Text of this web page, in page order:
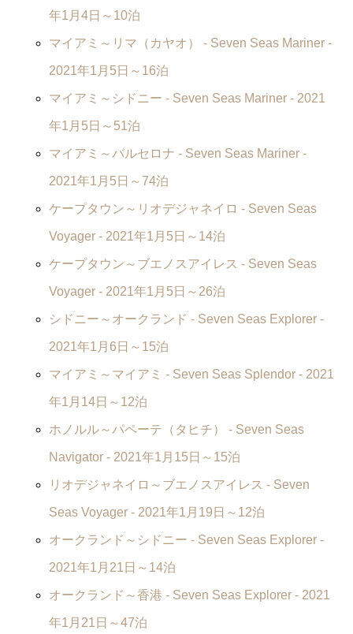
年1月4日～10泊
マイアミ～リマ（カヤオ） - Seven Seas Mariner-
2021年1月5日～16泊
マイアミ～シドニー - Seven Seas Mariner- 2021
年1月5日～51泊
マイアミ～バルセロナ - Seven Seas Mariner-
2021年1月5日～74泊
ケープタウン～リオデジャネイロ - Seven Seas
Voyager- 2021年1月5日～14泊
ケープタウン～ブエノスアイレス - Seven Seas
Voyager- 2021年1月5日～26泊
シドニー～オークランド - Seven Seas Explorer-
2021年1月6日～15泊
マイアミ～マイアミ - Seven Seas Splendor- 2021
年1月14日～12泊
ホノルル～パペーテ（タヒチ） - Seven Seas
Navigator- 2021年1月15日～15泊
リオデジャネイロ～ブエノスアイレス - Seven
Seas Voyager- 2021年1月19日～12泊
オークランド～シドニー - Seven Seas Explorer-
2021年1月21日～14泊
オークランド～香港 - Seven Seas Explorer- 2021
年1月21日～47泊